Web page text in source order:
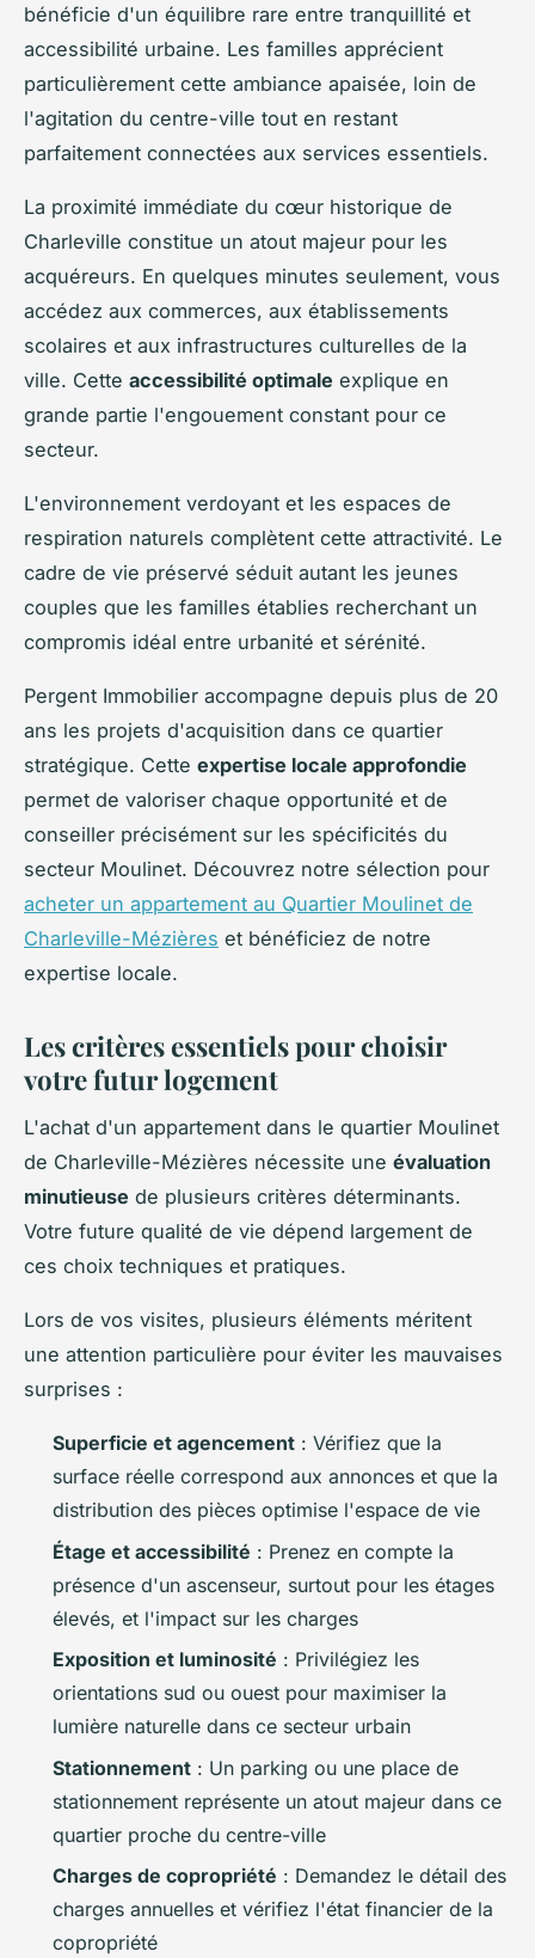
bénéficie d'un équilibre rare entre tranquillité et
accessibilité urbaine. Les familles apprécient
particulièrement cette ambiance apaisée, loin de
l'agitation du centre-ville tout en restant
parfaitement connectées aux services essentiels.
La proximité immédiate du cœur historique de
Charleville constitue un atout majeur pour les
acquéreurs. En quelques minutes seulement, vous
accédez aux commerces, aux établissements
scolaires et aux infrastructures culturelles de la
ville. Cette accessibilité optimale explique en
grande partie l'engouement constant pour ce
secteur.
L'environnement verdoyant et les espaces de
respiration naturels complètent cette attractivité. Le
cadre de vie préservé séduit autant les jeunes
couples que les familles établies recherchant un
compromis idéal entre urbanité et sérénité.
Pergent Immobilier accompagne depuis plus de 20
ans les projets d'acquisition dans ce quartier
stratégique. Cette expertise locale approfondie
permet de valoriser chaque opportunité et de
conseiller précisément sur les spécificités du
secteur Moulinet. Découvrez notre sélection pour
acheter un appartement au Quartier Moulinet de
Charleville-Mézières et bénéficiez de notre
expertise locale.
Les critères essentiels pour choisir
votre futur logement
L'achat d'un appartement dans le quartier Moulinet
de Charleville-Mézières nécessite une évaluation
minutieuse de plusieurs critères déterminants.
Votre future qualité de vie dépend largement de
ces choix techniques et pratiques.
Lors de vos visites, plusieurs éléments méritent
une attention particulière pour éviter les mauvaises
surprises :
Superficie et agencement : Vérifiez que la
surface réelle correspond aux annonces et que la
distribution des pièces optimise l'espace de vie
Étage et accessibilité : Prenez en compte la
présence d'un ascenseur, surtout pour les étages
élevés, et l'impact sur les charges
Exposition et luminosité : Privilégiez les
orientations sud ou ouest pour maximiser la
lumière naturelle dans ce secteur urbain
Stationnement : Un parking ou une place de
stationnement représente un atout majeur dans ce
quartier proche du centre-ville
Charges de copropriété : Demandez le détail des
charges annuelles et vérifiez l'état financier de la
copropriété